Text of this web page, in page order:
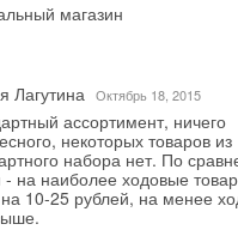
магазин
Лагутина Октябрь 18, 2015
ассортимент, ничего
некоторых товаров из
набора нет. По
- на наиболее ходовые
10-25 рублей, на менее